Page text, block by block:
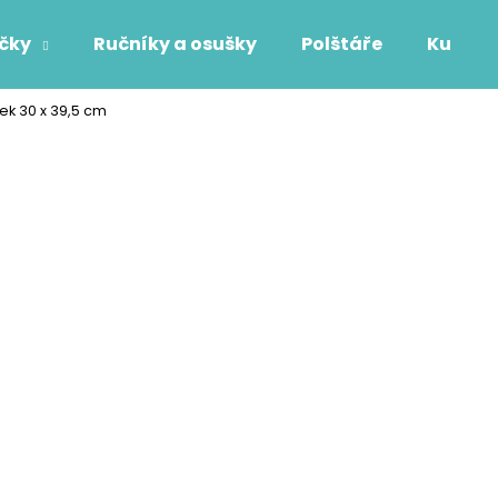
Ručníky a osušky Polštáře
30 x 39,5 cm
Co potřebujete najít?